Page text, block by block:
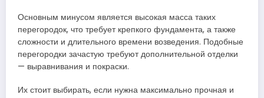
Основным минусом является высокая масса таких
перегородок, что требует крепкого фундамента, а также
сложности и длительного времени возведения. Подобные
перегородки зачастую требуют дополнительной отделки
— выравнивания и покраски.
Их стоит выбирать, если нужна максимально прочная и